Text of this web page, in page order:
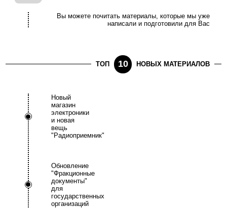
Вы можете почитать материалы, которые мы уже
написали и подготовили для Вас
ТОП 10 НОВЫХ МАТЕРИАЛОВ
Новый
магазин
электроники
и новая
вещь
"Радиоприемник"
Обновление
"Фракционные
документы"
для
государственных
организаций